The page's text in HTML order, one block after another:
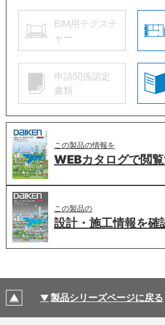
BIM用テクスチ
ャー
申請関係認定
書類
この製品の情報を
WEBカタログで閲
この製品の
設計・施工情報を確
製品シリーズページに戻る